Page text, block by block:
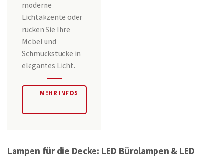
moderne
Lichtakzente oder
rücken Sie Ihre
Möbel und
Schmuckstücke in
elegantes Licht.
MEHR INFOS
Lampen für die Decke: LED Bürolampen & LED